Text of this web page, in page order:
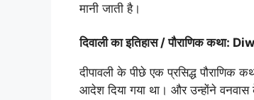
मानी जाती है।
दिवाली का इतिहास / पौराणिक
दीपावली के पीछे एक प्रसिद्ध पौराणिक
आदेश दिया गया था। और उन्होंने